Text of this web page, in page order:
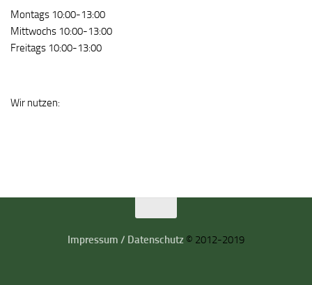
Montags 10:00-13:00
Mittwochs 10:00-13:00
Freitags 10:00-13:00
Wir nutzen:
Impressum / Datenschutz © 2012-2019